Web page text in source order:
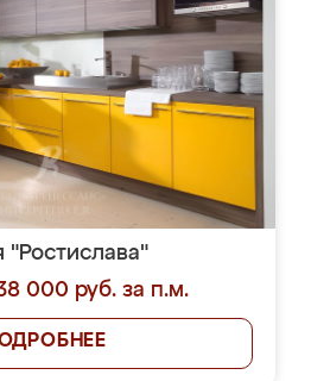
"Ростислава"
000 руб. за п.м.